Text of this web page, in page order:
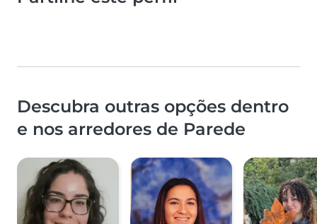
Descubra outras opções dentro
e nos arredores de Parede